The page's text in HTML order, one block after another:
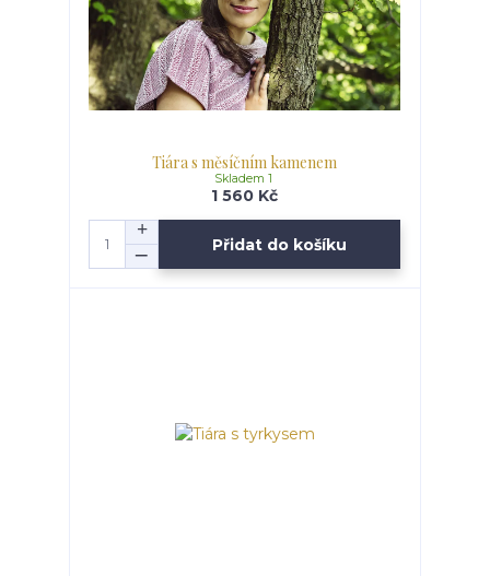
Tiára s měsíčním kamenem
1 560 Kč
Skladem 1
Přidat do košíku